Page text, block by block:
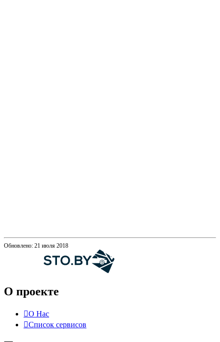
Обновлено: 21 июля 2018
О проекте
О Нас
Список сервисов